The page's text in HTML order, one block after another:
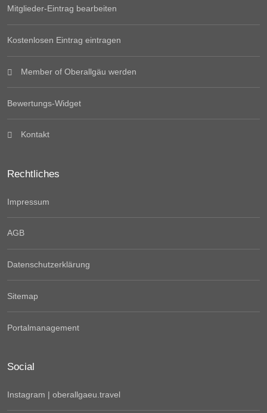
Mitglieder-Eintrag bearbeiten
Kostenlosen Eintrag eintragen
Member of Oberallgäu werden
Bewertungs-Widget
Kontakt
Rechtliches
Impressum
AGB
Datenschutzerklärung
Sitemap
Portalmanagement
Social
Instagram | oberallgaeu.travel